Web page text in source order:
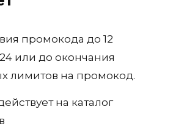
промокода до 12
или до окончания
лимитов на промокод.
на каталог